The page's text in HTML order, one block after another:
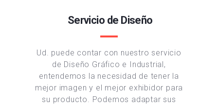
Servicio de Diseño
Ud. puede contar con nuestro servicio
de Diseño Gráfico e Industrial,
entendemos la necesidad de tener la
mejor imagen y el mejor exhibidor para
su producto. Podemos adaptar sus